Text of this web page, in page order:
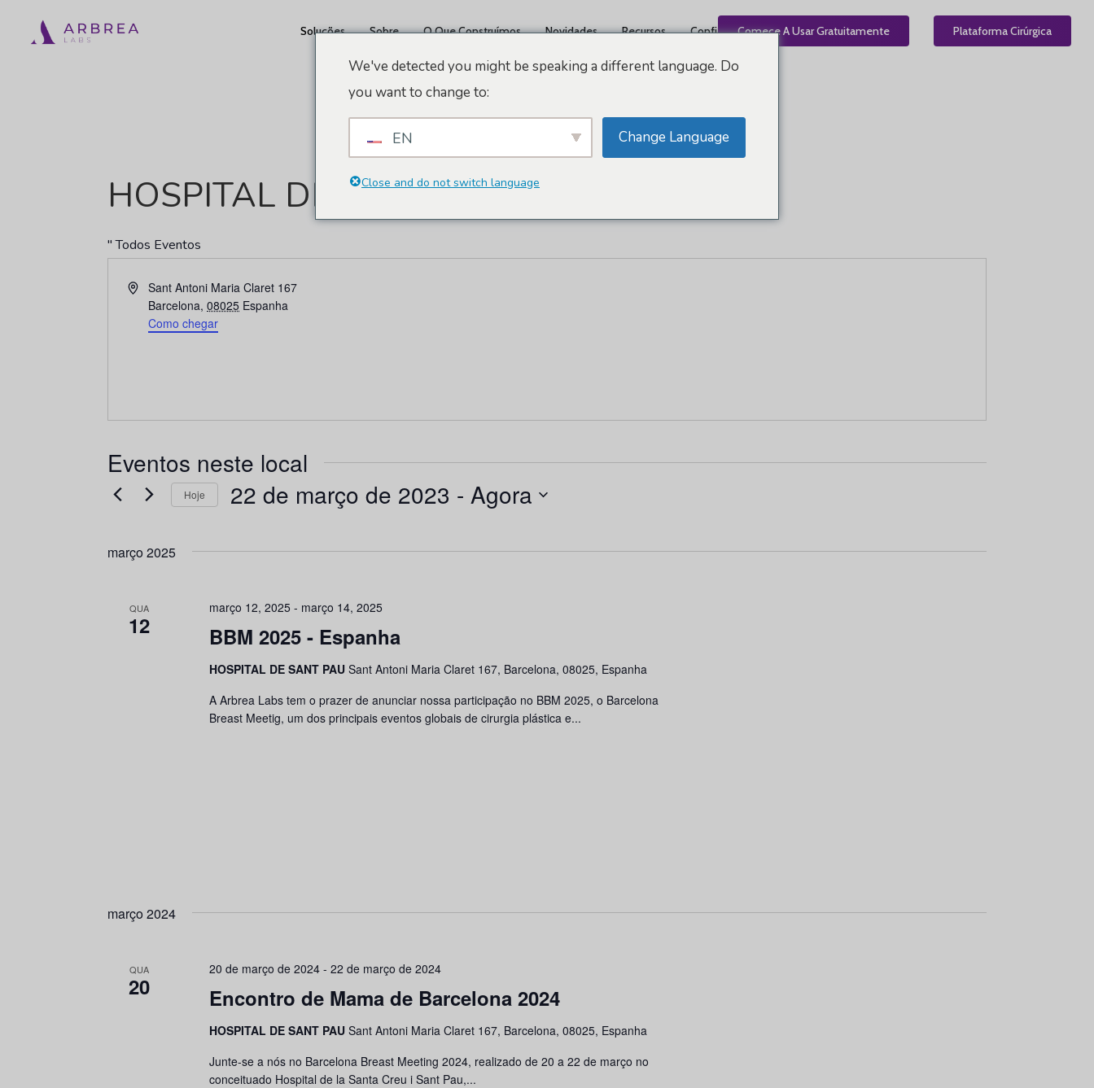
Soluções Sobre O Que Construímos Novidades Recursos Confiável PT
Comece A Usar Gratuitamente Plataforma Cirúrgica
HOSPITAL DE SANT PAU
" Todos Eventos
Endereço
Sant Antoni Maria Claret 167
Barcelona, 08025 Espanha
Como chegar
Eventos neste local
Hoje 22 de março de 2023 - Agora
a
março 2025
QUA
12 BBM 2025 - Espanha
março 12, 2025 - março 14, 2025
HOSPITAL DE SANT PAUSant Antoni Maria Claret 167, Barcelona, 08025, Espanha
A Arbrea Labs tem o prazer de anunciar nossa participação no BBM 2025, o Barcelona
Breast Meetig, um dos principais eventos globais de cirurgia plástica e...
março 2024
QUA
20 Encontro de Mama de Barcelona 2024
20 de março de 2024 -22 de março de 2024
HOSPITAL DE SANT PAUSant Antoni Maria Claret 167, Barcelona, 08025, Espanha
Junte-se a nós no Barcelona Breast Meeting 2024, realizado de 20 a 22 de março no
conceituado Hospital de la Santa Creu i Sant Pau,...
We've detected you might be speaking a different language. Do
you want to change to:
EN Change Language
Close and do not switch language